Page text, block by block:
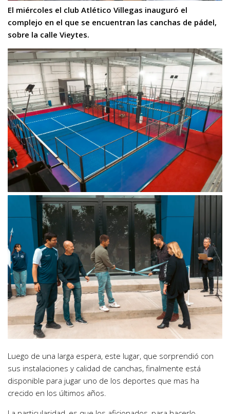
El miércoles el club Atlético Villegas inauguró el
complejo en el que se encuentran las canchas de pádel,
sobre la calle Vieytes.
Luego de una larga espera, este lugar, que sorprendió con
sus instalaciones y calidad de canchas, finalmente está
disponible para jugar uno de los deportes que mas ha
crecido en los últimos años.